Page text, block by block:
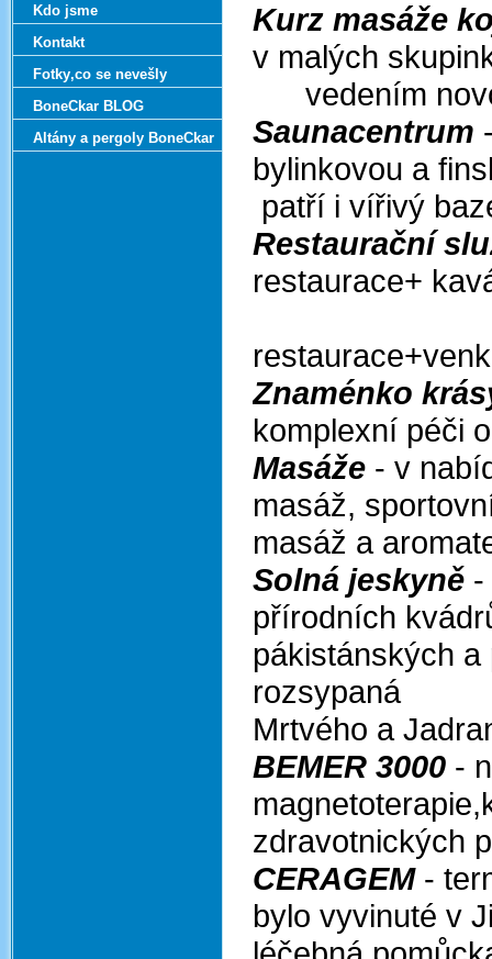
Kurz masáže
v
vedením
Saunacentrum
patří i vířivý
Restaurační
restaurace+
Znaménko
komplexní péči
Masáže - v
masáž,
masáž a
Solná jeskyně -
pákistánských
Mrtvého a
BEMER 3000 -
zdravotnických
CERAGEM -
bylo
Kdo jsme
Kontakt
Fotky‚co se nevešly
BoneCkar BLOG
Altány a pergoly BoneCkar